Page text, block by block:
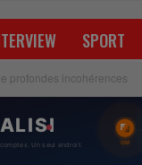
SPORT
profondes incohérences